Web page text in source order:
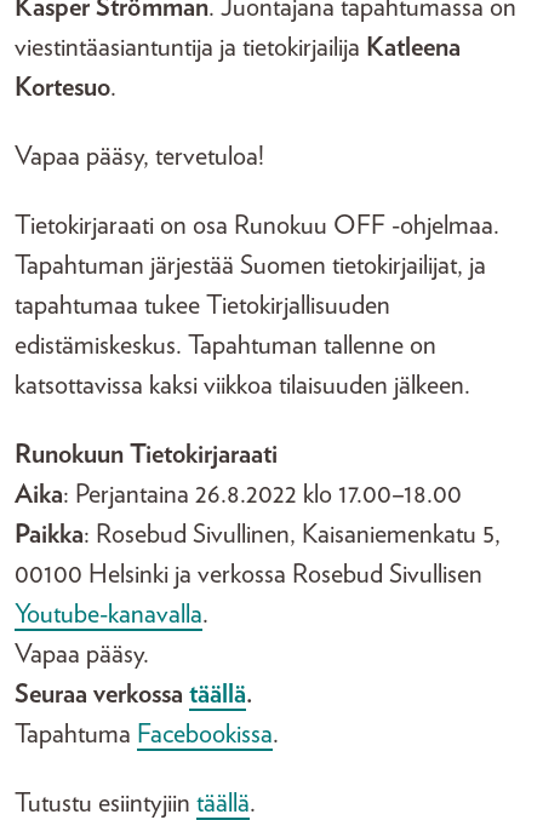
Kasper Strömman. Juontajana tapahtumassa on
viestintäasiantuntija ja tietokirjailija Katleena
Kortesuo.
Vapaa pääsy, tervetuloa!
Tietokirjaraati on osa Runokuu OFF -ohjelmaa.
Tapahtuman järjestää Suomen tietokirjailijat, ja
tapahtumaa tukee Tietokirjallisuuden
edistämiskeskus. Tapahtuman tallenne on
katsottavissa kaksi viikkoa tilaisuuden jälkeen.
Runokuun Tietokirjaraati
Aika: Perjantaina 26.8.2022 klo 17.00–18.00
Paikka: Rosebud Sivullinen, Kaisaniemenkatu 5,
00100 Helsinki ja verkossa Rosebud Sivullisen
Youtube-kanavalla.
Vapaa pääsy.
Seuraa verkossa täällä.
Tapahtuma Facebookissa.
Tutustu esiintyjiin täällä.